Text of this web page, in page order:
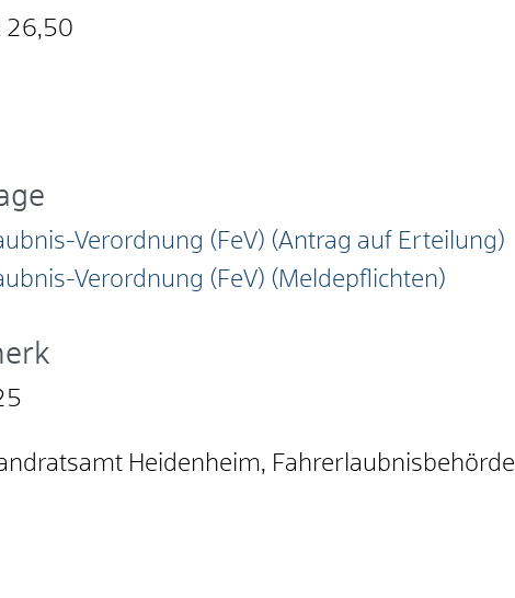
26,50
Verordnung (FeV) (Antrag auf Erteilung)
Verordnung (FeV) (Meldepflichten)
Heidenheim, Fahrerlaubnisbehörde